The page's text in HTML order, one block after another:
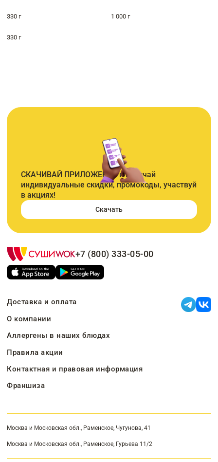
330 г 1 000 г
330 г
СКАЧИВАЙ ПРИЛОЖЕНИЕ и получай
индивидуальные скидки, промокоды, участвуй
в акциях!
Скачать
+7 (800) 333-05-00
Доставка и оплата
О компании
Аллергены в наших блюдах
Правила акции
Контактная и правовая информация
Франшиза
Москва и Московская обл., Раменское, Чугунова, 41
Москва и Московская обл., Раменское, Гурьева 11/2